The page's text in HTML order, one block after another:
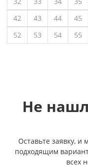
42
43 44 45
52
53 54 55
Не
Оставьте заявку, и
подходящим
всех